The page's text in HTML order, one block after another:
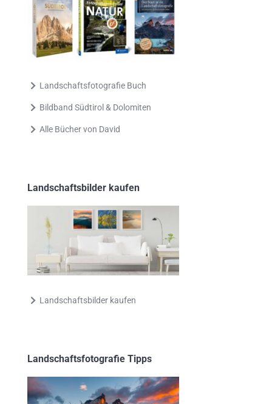
Landschaftsfotografie Buch
Bildband Südtirol & Dolomiten
Alle Bücher von David
Landschaftsbilder kaufen
Landschaftsbilder kaufen
Landschaftsfotografie Tipps